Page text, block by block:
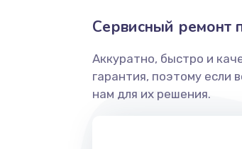
Сервисный ремонт
Аккуратно, быстро и
гарантия, поэтому если
нам для их решения.